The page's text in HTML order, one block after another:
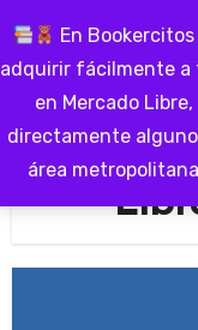
En
adquirir fácilmente a
en Mercado
directamente
área metropolitana
contenido